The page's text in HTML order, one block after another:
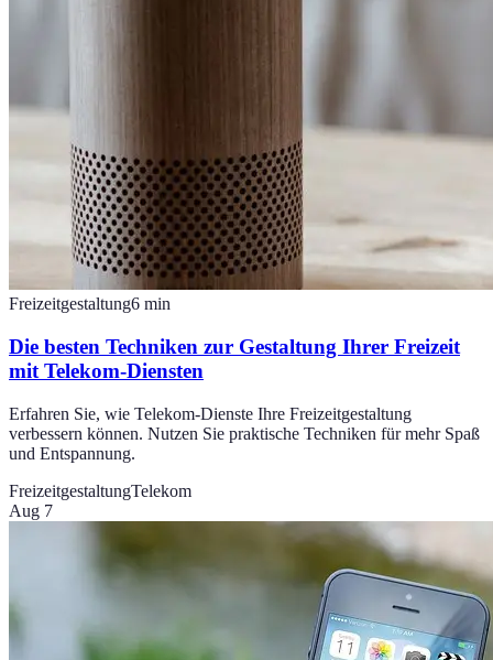
Freizeitgestaltung6 min
Die besten Techniken zur Gestaltung Ihrer Freizeit
mit Telekom-Diensten
Erfahren Sie, wie Telekom-Dienste Ihre Freizeitgestaltung
verbessern können. Nutzen Sie praktische Techniken für mehr Spaß
und Entspannung.
FreizeitgestaltungTelekom
Aug 7